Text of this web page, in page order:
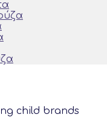
child brands